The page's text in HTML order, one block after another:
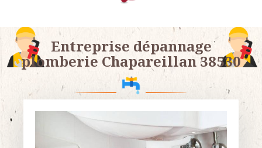
Entreprise dépannage
plomberie Chapareillan 38530